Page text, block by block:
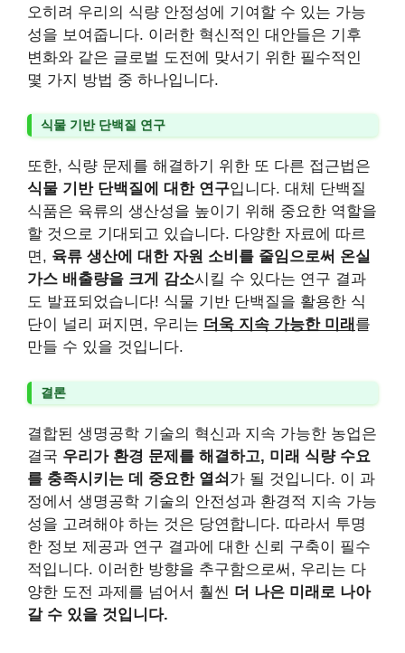
오히려 우리의 식량 안정성에 기여할 수 있는 가능
성을 보여줍니다. 이러한 혁신적인 대안들은 기후
변화와 같은 글로벌 도전에 맞서기 위한 필수적인
몇 가지 방법 중 하나입니다.
식물 기반 단백질 연구
또한, 식량 문제를 해결하기 위한 또 다른 접근법은
식물 기반 단백질에 대한 연구입니다. 대체 단백질
식품은 육류의 생산성을 높이기 위해 중요한 역할을
할 것으로 기대되고 있습니다. 다양한 자료에 따르
면, 육류 생산에 대한 자원 소비를 줄임으로써 온실
가스 배출량을 크게 감소시킬 수 있다는 연구 결과
도 발표되었습니다! 식물 기반 단백질을 활용한 식
단이 널리 퍼지면, 우리는 더욱 지속 가능한 미래 를
만들 수 있을 것입니다.
결론
결합된 생명공학 기술의 혁신과 지속 가능한 농업은
결국 우리가 환경 문제를 해결하고, 미래 식량 수요
를 충족시키는 데 중요한 열쇠 가 될 것입니다. 이 과
정에서 생명공학 기술의 안전성과 환경적 지속 가능
성을 고려해야 하는 것은 당연합니다. 따라서 투명
한 정보 제공과 연구 결과에 대한 신뢰 구축이 필수
적입니다. 이러한 방향을 추구함으로써, 우리는 다
양한 도전 과제를 넘어서 훨씬 더 나은 미래로 나아
갈 수 있을 것입니다.